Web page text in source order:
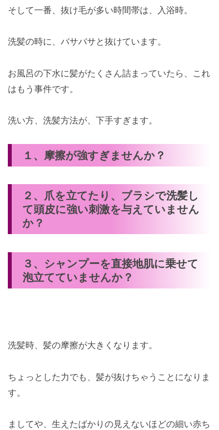
そして一番、抜け毛が多い時間帯は、入浴時。
洗髪の時に、バサバサと抜けています。
お風呂の下水に髪がたくさん詰まっていたら、これ
はもう事件です。
洗い方、洗髪方法が、下手すぎます。
１、摩擦が強すぎませんか？
２、爪を立てたり、ブラシで洗髪し
て頭皮に強い刺激を与えていません
か？
３、シャンプーを直接地肌に乗せて
泡立てていませんか？
洗髪時、髪の摩擦が大きくなります。
ちょっとした力でも、髪が抜けちゃうことになりま
す。
ましてや、生えたばかりの見えないほどの細い赤ち